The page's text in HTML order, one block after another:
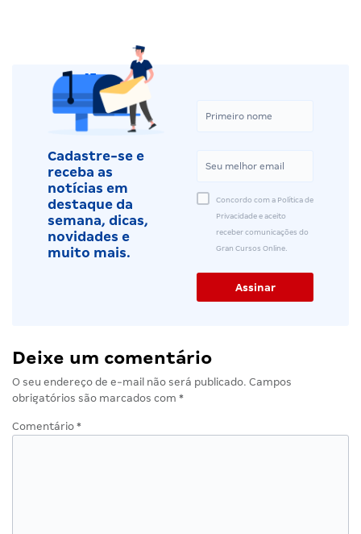
Cadastre-se e
receba as
notícias em
destaque da
semana, dicas,
novidades e
muito mais.
Concordo com a Política de
Privacidade e aceito
receber comunicações do
Gran Cursos Online.
Deixe um comentário
O seu endereço de e-mail não será publicado. Campos
obrigatórios são marcados com *
Comentário *